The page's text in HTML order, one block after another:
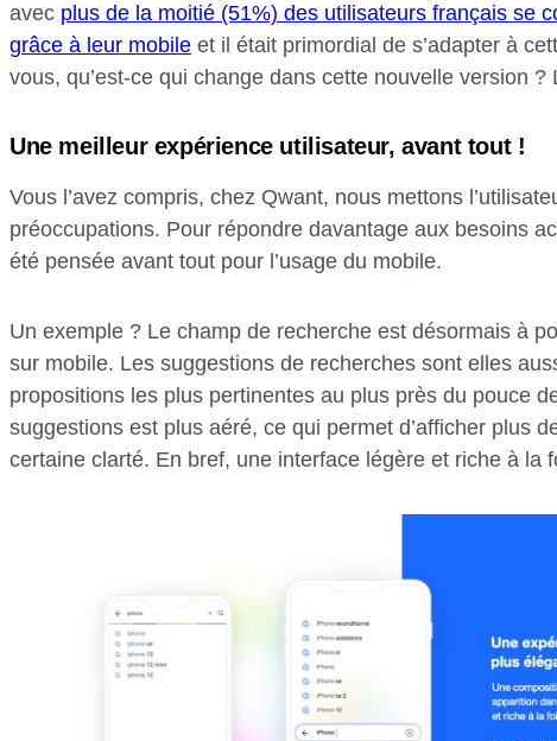
avec plus de la moitié (51%) des utilisateurs français se
grâce à leur mobile et il était primordial de s’adapter à
vous, qu’est-ce qui change dans cette nouvelle version
Une meilleur expérience utilisateur, avant tout !
Vous l’avez compris, chez Qwant, nous mettons
préoccupations. Pour répondre davantage aux besoins
été pensée avant tout pour l’usage du mobile.
Un exemple ? Le champ de recherche est désormais à
sur mobile. Les suggestions de recherches sont elles
propositions les plus pertinentes au plus près du pouce
suggestions est plus aéré, ce qui permet d’afficher plus
certaine clarté. En bref, une interface légère et riche à la